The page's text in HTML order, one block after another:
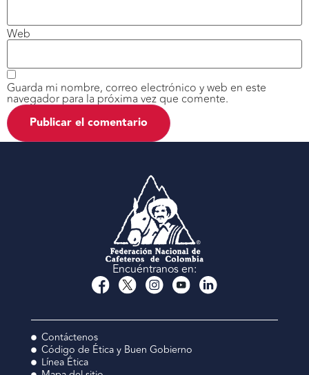
Web
Guarda mi nombre, correo electrónico y web en este
navegador para la próxima vez que comente.
Encuéntranos en:
Contáctenos
Código de Ética y Buen Gobierno
Línea Ética